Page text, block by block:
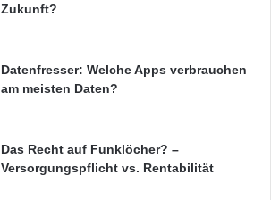
Zukunft?
Datenfresser: Welche Apps verbrauchen
am meisten Daten?
Das Recht auf Funklöcher? –
Versorgungspflicht vs. Rentabilität